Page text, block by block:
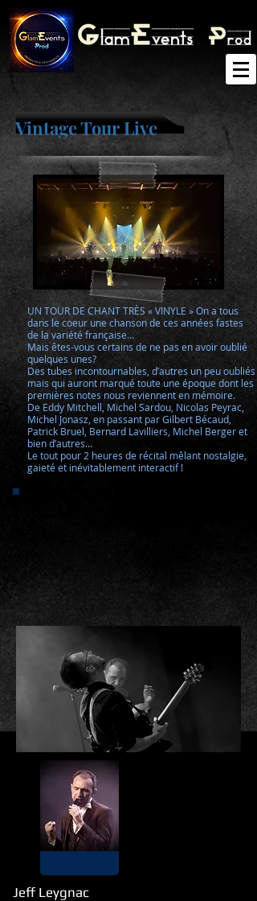
Vintage Tour Live
UN TOUR DE CHANT TRÈS « VINYLE » On a tous
dans le coeur une chanson de ces années fastes
de la variété française…
Mais êtes-vous certains de ne pas en avoir oublié
quelques unes?
Des tubes incontournables, d’autres un peu oubliés
mais qui auront marqué toute une époque dont les
premières notes nous reviennent en mémoire.
De Eddy Mitchell, Michel Sardou, Nicolas Peyrac,
Michel Jonasz, en passant par Gilbert Bécaud,
Patrick Bruel, Bernard Lavilliers, Michel Berger et
bien d’autres…
Le tout pour 2 heures de récital mêlant nostalgie,
gaieté et inévitablement interactif !
Jeff Leygnac